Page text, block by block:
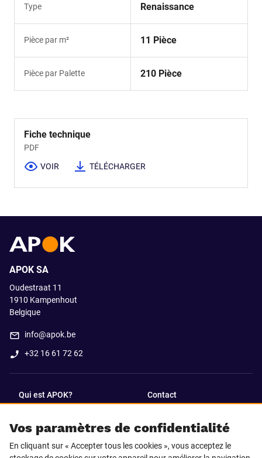
Type Renaissance
Pièce par m² 11 Pièce
Pièce par Palette 210 Pièce
Fiche technique
PDF
VOIR TÉLÉCHARGER
Vos paramètres de confidentialité
En cliquant sur « Accepter tous les cookies », vous acceptez le
APOK SA
Oudestraat 11
1910 Kampenhout
Belgique
info@apok.be
+32 16 61 72 62
Qui est APOK? Contact
SUIVEZ-NOUS SUR